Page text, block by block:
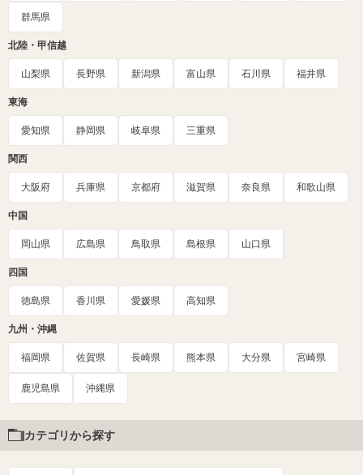
群馬県
北陸・甲信越
山梨県 長野県 新潟県 富山県 石川県 福井県
東海
愛知県 静岡県 岐阜県 三重県
関西
大阪府 兵庫県 京都府 滋賀県 奈良県 和歌山県
中国
岡山県 広島県 鳥取県 島根県 山口県
四国
徳島県 香川県 愛媛県 高知県
九州・沖縄
福岡県 佐賀県 長崎県 熊本県 大分県 宮崎県
鹿児島県 沖縄県
カテゴリから探す